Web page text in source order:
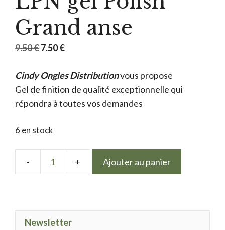
Grand anse
9.50€Le
initial
était :
9.50 €.
7.50€Le
actuel
est :
7.50 €.
Cindy Ongles Distributionvous propose
Gel de finition de qualité exceptionnelle qui
répondra à toutes vos demandes
6 en stock
quantité
gel
Ajouter au panier
Newsletter